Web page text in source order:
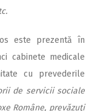
este prezentă în
cabinete medicale
cu prevederile
de servicii sociale
Române, prevăzuţi